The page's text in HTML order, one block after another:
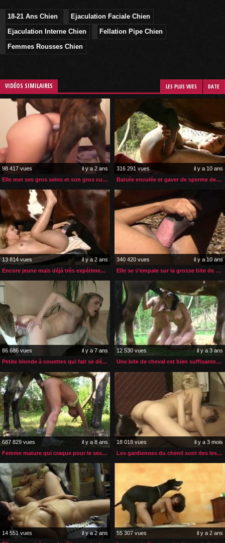
18-21 Ans Chien
Ejaculation Faciale Chien
Ejaculation Interne Chien
Fellation Pipe Chien
Femmes Rousses Chien
VIDÉOS SIMILAIRES LES PLUS VUES DATE
98 417 vues
il y a 2 ans
Elle met ses gros seins et son gros cul au service de son chien
316 291 vues
il y a 10 ans
Baisée enculée et gaver de sperme de cheval
13 814 vues
il y a 2 ans
Encore jeune mais déjà très expérimentée avec une bite de cheval
340 420 vues
il y a 10 ans
Elle se s’empale sur la grosse bite de son cheval
86 686 vues
il y a 7 ans
Petite blonde à couettes qui fait se début en zoophilie
12 530 vues
il y a 3 ans
Une bite de cheval est bien suffisante pour deux jeunes femmes
687 829 vues
il y a 8 ans
Femme mature qui craque pour le sexe de son animal
18 018 vues
il y a 3 mois
Les gardiennes du chenil sont des lesbiennes zoophiles
14 551 vues
il y a 2 ans
55 307 vues
il y a 2 ans